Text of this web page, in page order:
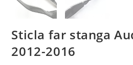
Sticla far stanga
2012-2016